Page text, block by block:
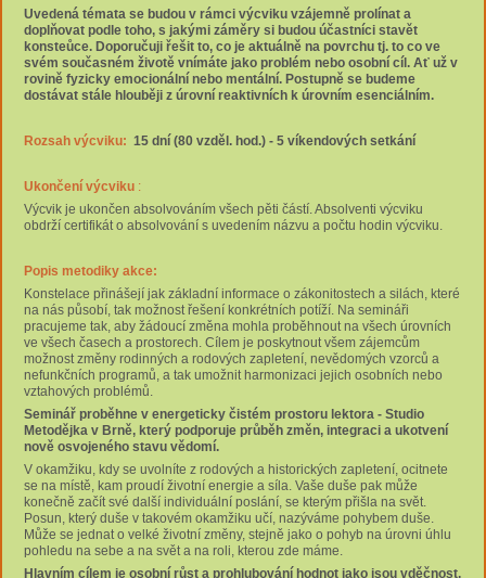
Uvedená témata se budou v rámci výcviku vzájemně prolínat a
doplňovat podle toho, s jakými záměry si budou účastníci stavět
konsteůce. Doporučuji řešit to, co je aktuálně na povrchu tj. to co ve
svém současném životě vnímáte jako problém nebo osobní cíl. Ať už v
rovině fyzicky emocionální nebo mentální. Postupně se budeme
dostávat stále hlouběji z úrovní reaktivních k úrovním esenciálním.
Rozsah výcviku: 15 dní (80 vzděl. hod.) - 5 víkendových setkání
Ukončení výcviku :
Výcvik je ukončen absolvováním všech pěti částí. Absolventi výcviku
obdrží certifikát o absolvování s uvedením názvu a počtu hodin výcviku.
Popis metodiky akce:
Konstelace přinášejí jak základní informace o zákonitostech a silách, které
na nás působí, tak možnost řešení konkrétních potíží. Na semináři
pracujeme tak, aby žádoucí změna mohla proběhnout na všech úrovních
ve všech časech a prostorech. Cílem je poskytnout všem zájemcům
možnost změny rodinných a rodových zapletení, nevědomých vzorců a
nefunkčních programů, a tak umožnit harmonizaci jejich osobních nebo
vztahových problémů.
Seminář proběhne v energeticky čistém prostoru lektora - Studio
Metodějka v Brně, který podporuje průběh změn, integraci a ukotvení
nově osvojeného stavu vědomí.
V okamžiku, kdy se uvolníte z rodových a historických zapletení, ocitnete
se na místě, kam proudí životní energie a síla. Vaše duše pak může
konečně začít své další individuální poslání, se kterým přišla na svět.
Posun, který duše v takovém okamžiku učí, nazýváme pohybem duše.
Může se jednat o velké životní změny, stejně jako o pohyb na úrovni úhlu
pohledu na sebe a na svět a na roli, kterou zde máme.
Hlavním cílem je osobní růst a prohlubování hodnot jako jsou vděčnost,